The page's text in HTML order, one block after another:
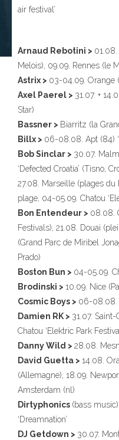
air festival’
Arnaud Rebotini >
Melois), 09.09. Rennes (le
Astrix > 03-04.09. Orange
Axel Paerel > 31.07. +
Star)
Bassner > Biarritz (la
Billx > 06-08.08. Apt (84)
Bob Sinclar > 30.07.
‘Defected Croatia’ (Tisno,
27.08. Marseille (plages du
plage, 04-05.09. Chatou
Bon Entendeur > 08.08.
Festivals), 21.08. Douai
(Grand Parc de Miribel
Prado)
Boston Bun > 04-05.09.
Brodinski > 10.09. Nice
Cosmic Boys > 06-08.08.
Damien RK > 31.07.
Chatou ‘Elektric Park
Danny Wild > 28.08.
David Guetta > 14.08.
(Allemagne), 18.09.
Amsterdam (nl)
Dirtyphonics (bass
‘Dreamnation’
DJ Getdown > 30.07.